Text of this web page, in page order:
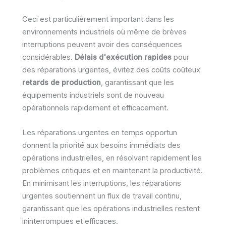
Ceci est particulièrement important dans les
environnements industriels où même de brèves
interruptions peuvent avoir des conséquences
considérables. Délais d'exécution rapides pour
des réparations urgentes, évitez des coûts coûteux
retards de production, garantissant que les
équipements industriels sont de nouveau
opérationnels rapidement et efficacement.
Les réparations urgentes en temps opportun
donnent la priorité aux besoins immédiats des
opérations industrielles, en résolvant rapidement les
problèmes critiques et en maintenant la productivité.
En minimisant les interruptions, les réparations
urgentes soutiennent un flux de travail continu,
garantissant que les opérations industrielles restent
ininterrompues et efficaces.